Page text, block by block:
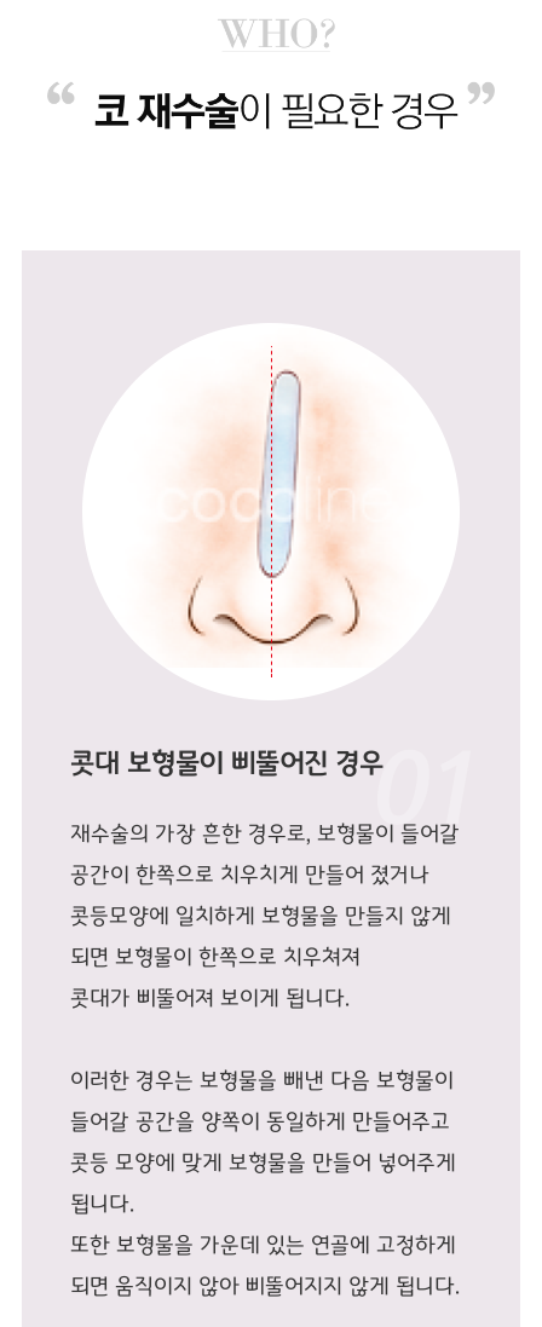
콧대 보형물이 삐뚤어진 경우
재수술의 가장 흔한 경우로, 보형물이 들어갈
공간이 한쪽으로 치우치게 만들어 졌거나
콧등모양에 일치하게 보형물을 만들지 않게
되면 보형물이 한쪽으로 치우쳐져
콧대가 삐뚤어져 보이게 됩니다.
이러한 경우는 보형물을 빼낸 다음 보형물이
들어갈 공간을 양쪽이 동일하게 만들어주고
콧등 모양에 맞게 보형물을 만들어 넣어주게
됩니다.
또한 보형물을 가운데 있는 연골에 고정하게
되면 움직이지 않아 삐뚤어지지 않게 됩니다.